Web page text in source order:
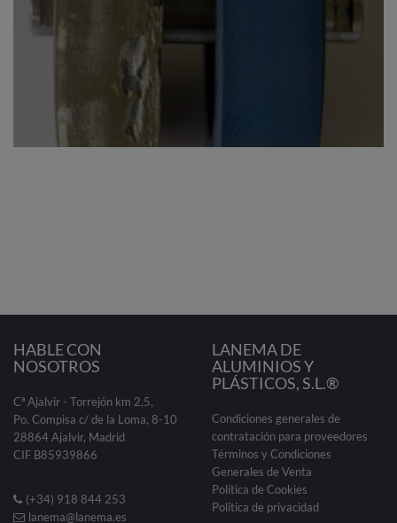
HABLE CON
NOSOTROS
Cª Ajalvir - Torrejón km 2,5,
Po. Compisa c/ de la Loma, 8-10
28864 Ajalvir, Madrid
CIF B85939866
(+34) 918 844 253
lanema@lanema.es
LANEMA DE
ALUMINIOS Y
PLÁSTICOS, S.L.®
Condiciones generales de
contratación para proveedores
Términos y Condiciones
Generales de Venta
Política de Cookies
Política de privacidad